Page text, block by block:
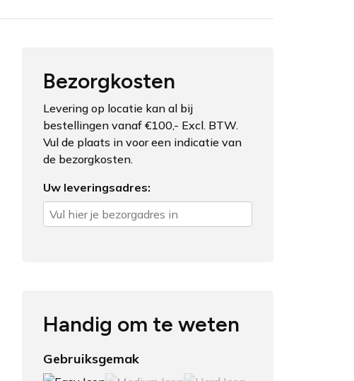
Bezorgkosten
Levering op locatie kan al bij
bestellingen vanaf €100,- Excl. BTW.
Vul de plaats in voor een indicatie van
de bezorgkosten.
Uw leveringsadres:
Handig om te weten
Gebruiksgemak